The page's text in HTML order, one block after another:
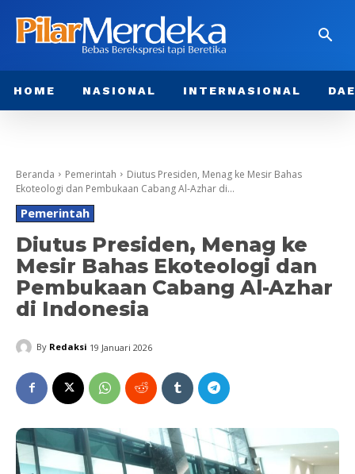
HOME NASIONAL INTERNASIONAL
Beranda Pemerintah
Diutus Presiden, Menag ke Mesir Bahas
Ekoteologi dan Pembukaan Cabang Al-Azhar di...
Pemerintah
Diutus Presiden, Menag ke
Mesir Bahas Ekoteologi dan
Pembukaan Cabang Al-Azhar
di Indonesia
By Redaksi 19 Januari 2026